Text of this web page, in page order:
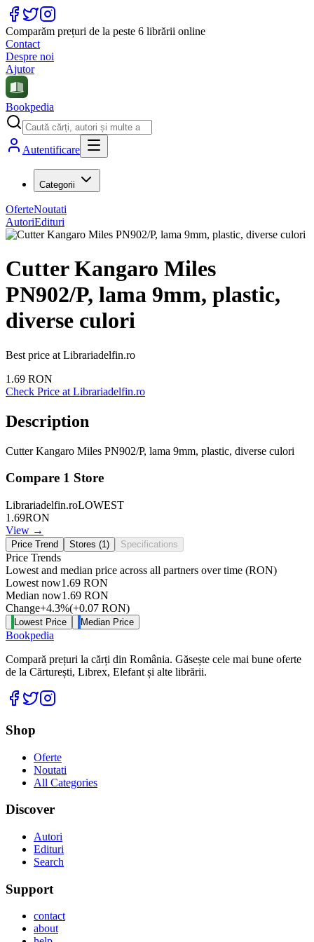
Comparăm prețuri de la peste 6 librării online
Contact
Despre noi
Ajutor
Bookpedia
Autentificare
Categorii
OferteNoutati
AutoriEdituri
Cutter Kangaro Miles
PN902/P, lama 9mm, plastic,
diverse culori
Best price at Librariadelfin.ro
1.69 RON
Check Price at Librariadelfin.ro
Description
Cutter Kangaro Miles PN902/P, lama 9mm, plastic, diverse culori
Compare 1 Store
Librariadelfin.roLOWEST
1.69RON
View →
Price Trend Stores (1) Specifications
Price Trends
Lowest and median price across all partners over time (RON)
Lowest now1.69 RON
Median now1.69 RON
Change+4.3%(+0.07 RON)
Lowest Price Median Price
Bookpedia
Compară prețuri la cărți din România. Găsește cele mai bune oferte
de la Cărturești, Librex, Elefant și alte librării.
Facebook
Twitter
Shop
Oferte
Noutati
All Categories
Discover
Autori
Edituri
Search
Support
contact
about